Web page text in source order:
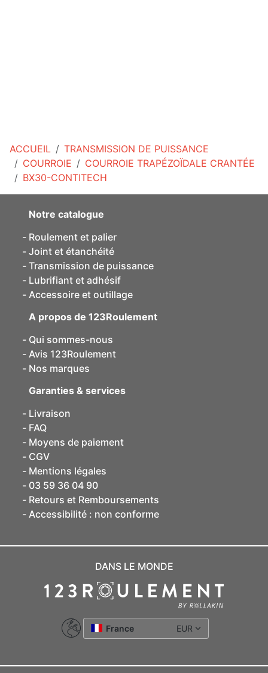
ACCUEIL
TRANSMISSION DE PUISSANCE
COURROIE
COURROIE TRAPÉZOÏDALE CRANTÉE
BX30-CONTITECH
Notre catalogue
Roulement et palier
Joint et étanchéité
Transmission de puissance
Lubrifiant et adhésif
Accessoire et outillage
A propos de 123Roulement
Qui sommes-nous
Avis 123Roulement
Nos marques
Garanties & services
Livraison
FAQ
Moyens de paiement
CGV
Mentions légales
03 59 36 04 90
Retours et Remboursements
Accessibilité : non conforme
DANS LE MONDE
France EUR